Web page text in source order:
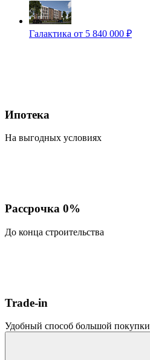
Галактика от 5 840 000 ₽
Ипотека
На выгодных условиях
Рассрочка 0%
До конца строительства
Trade-in
Удобный способ большой покупки